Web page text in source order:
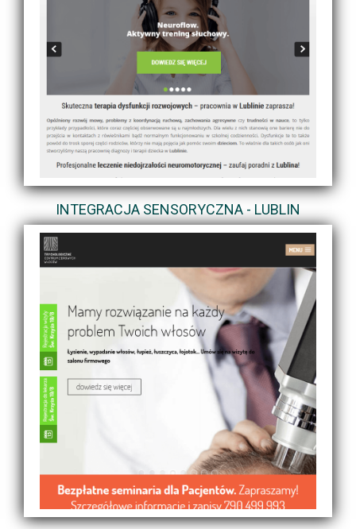
INTEGRACJA SENSORYCZNA - LUBLIN